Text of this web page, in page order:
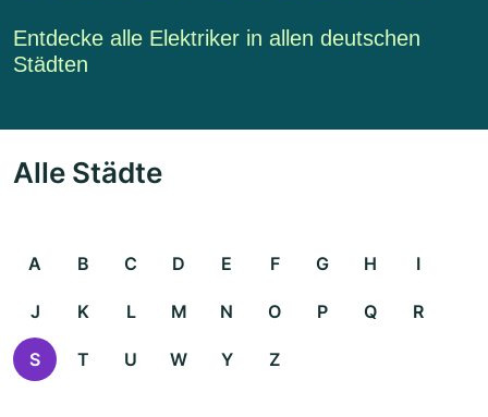
Entdecke alle Elektriker in allen deutschen
Städten
Alle Städte
A B C D E F G H I
J K L M N O P Q R
S T U W Y Z